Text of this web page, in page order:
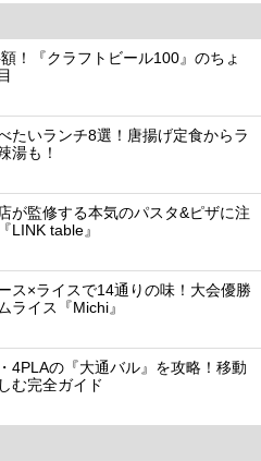
！『クラフトビール100』のちょ
たいランチ8選！唐揚げ定食からラ
湯も！
が監修する本気のパスタ&ピザに注
LINK table』
ス×ライスで14通りの味！大会優勝
ライス『Michi』
4PLAの『大通バル』を攻略！移動
む完全ガイド